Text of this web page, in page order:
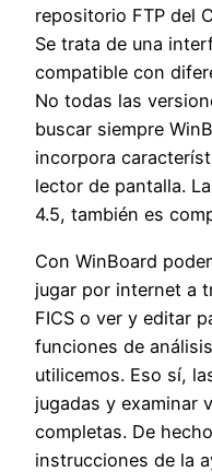
repositorio FTP del
Se trata de una
compatible con
No todas las
buscar siempre
incorpora
lector de pantalla.
4.5, también es
Con WinBoard
jugar por internet a
FICS o ver y editar
funciones de
utilicemos. Eso sí,
jugadas y examinar
completas. De
instrucciones de la